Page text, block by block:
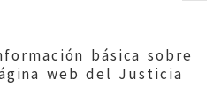
básica sobre
web del Justicia